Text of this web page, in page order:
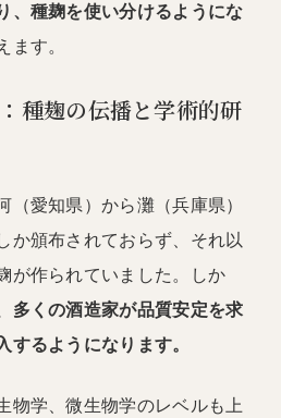
、種麹を使い分けるようにな
ます。
種麹の伝播と学術的研
愛知県）から灘（兵庫県）
か頒布されておらず、それ以
が作られていました。しか
多くの酒造家が品質安定を求
るようになります。
物学、微生物学のレベルも上